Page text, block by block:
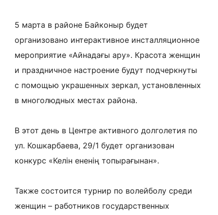
5 марта в районе Байконыр будет
организовано интерактивное инсталляционное
мероприятие «Айнадағы ару». Красота женщин
и праздничное настроение будут подчеркнуты
с помощью украшенных зеркал, установленных
в многолюдных местах района.
В этот день в Центре активного долголетия по
ул. Кошкарбаева, 29/1 будет организован
конкурс «Келін ененің топырағынан».
Также состоится турнир по волейболу среди
женщин – работников государственных